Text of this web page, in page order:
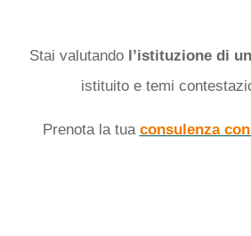
Stai valutando l’istituzione di
istituito e temi
Prenota la tua consulenza